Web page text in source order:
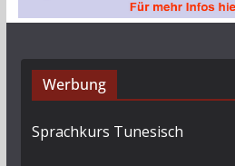
Werbung
Sprachkurs Tunesisch